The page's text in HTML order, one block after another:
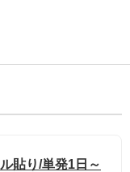
貼り/単発1日～